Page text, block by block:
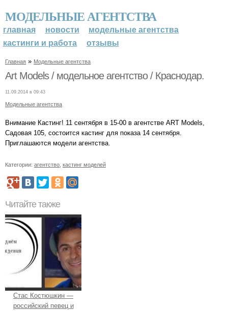
МОДЕЛЬНЫЕ АГЕНТСТВА
главная новости
модельные агентства
кастинги и работа
отзывы
Главная » Модельные агентства
Art Models / модельное агентство / Краснодар.
11.09.2014 в 09:43
Модельные агентства
Внимание Кастинг! 11 сентября в 15-00 в агентстве ART Models,
Садовая 105, состоится кастинг для показа 14 сентября.
Приглашаются модели агентства.
Категории: агентство кастинг моделей
Читайте также
Стас Костюшкин —
российский певец и